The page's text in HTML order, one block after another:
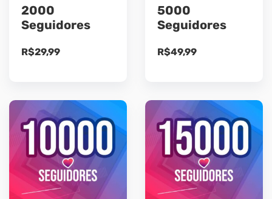
2000
Seguidores
R$29,99
5000
Seguidores
R$49,99